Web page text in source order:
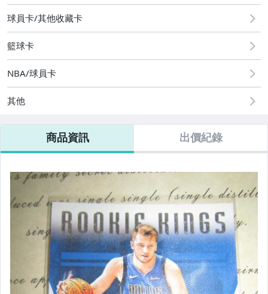
球員卡/其他收藏卡
籃球卡
NBA/球員卡
其他
商品資訊 出價紀錄